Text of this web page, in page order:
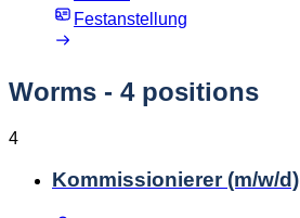
Festanstellung
Worms - 4 positions
4
Kommissionierer (m/w/d)